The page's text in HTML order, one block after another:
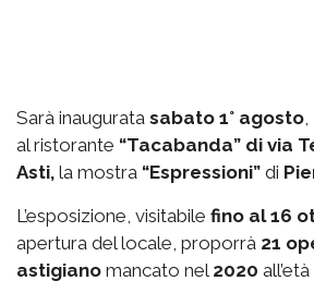
Sarà inaugurata sabato 1° agosto,
al ristorante “Tacabanda” di via
Asti, la mostra “Espressioni” di
L’esposizione, visitabile fino al 16
apertura del locale, proporrà 21
astigiano mancato nel 2020 all’età